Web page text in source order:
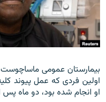
بیمارستان عمومی ماساچوست
اولین فردی که عمل پیوند
او انجام شده بود، دو ماه